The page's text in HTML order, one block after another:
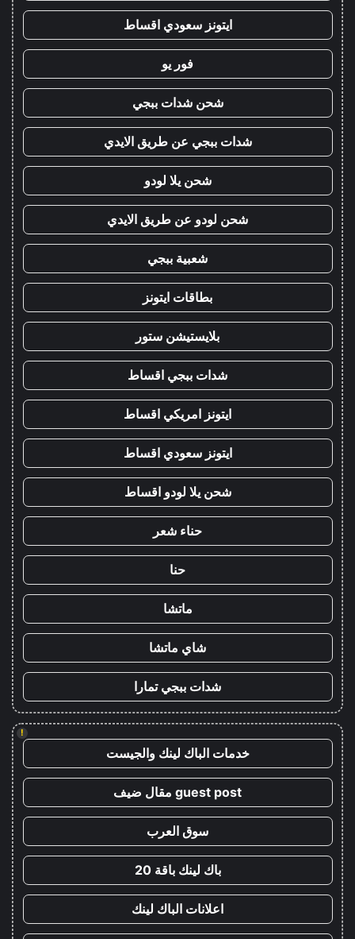
ايتونز سعودي اقساط
فور يو
شحن شدات ببجي
شدات ببجي عن طريق الايدي
شحن يلا لودو
شحن لودو عن طريق الايدي
شعبية ببجي
بطاقات ايتونز
بلايستيشن ستور
شدات ببجي اقساط
ايتونز امريكي اقساط
ايتونز سعودي اقساط
شحن يلا لودو اقساط
حناء شعر
حنا
ماتشا
شاي ماتشا
شدات ببجي تمارا
!
خدمات الباك لينك والجيست
guest post مقال ضيف
سوق العرب
باك لينك باقة 20
اعلانات الباك لينك